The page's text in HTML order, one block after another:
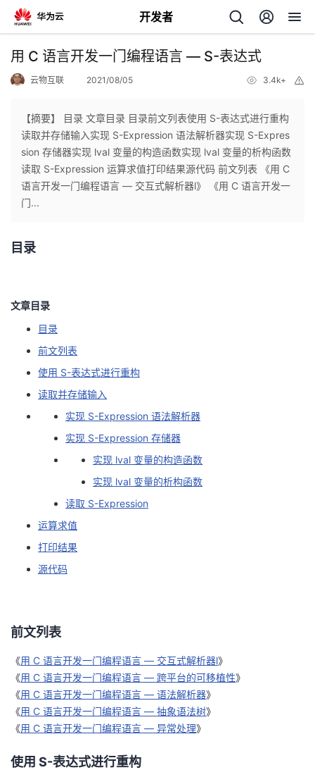
开发者
返
个
人
主
我
发
我
子
直
的
我
发
者
Programs
的
支
用 C 语言开发一门编程语言 — S-表达式
云物互联 2021/08/05 3.4k+
【摘要】 目录 文章目录 目录前文列表使用 S-表达式进行重构
读取并存储输入实现 S-Expression 语法解析器实现 S-Expres
sion 存储器实现 lval 变量的构造函数实现 lval 变量的析构函数
读取 S-Expression 运算求值打印结果源代码 前文列表 《用 C
语言开发一门编程语言 — 交互式解析器l》 《用 C 语言开发一
门...
目录
文章目录
目录
前文列表
使用 S-表达式进行重构
读取并存储输入
实现 S-Expression 语法解析器
实现 S-Expression 存储器
实现 lval 变量的构造函数
实现 lval 变量的析构函数
读取 S-Expression
运算求值
打印结果
源代码
前文列表
《用 C 语言开发一门编程语言 — 交互式解析器l》
《用 C 语言开发一门编程语言 — 跨平台的可移植性》
《用 C 语言开发一门编程语言 — 语法解析器》
《用 C 语言开发一门编程语言 — 抽象语法树》
《用 C 语言开发一门编程语言 — 异常处理》
使用 S-表达式进行重构